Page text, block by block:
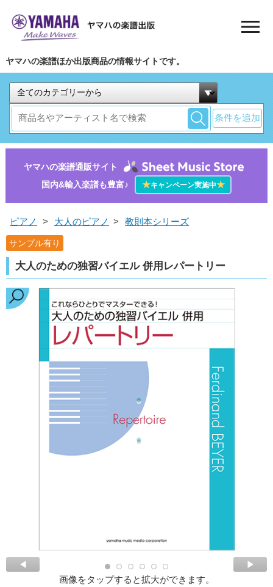
ヤマハの楽譜ほか出版商品の情報サイトです。
条件を追加
ヤマハの楽譜通販サイト
国内&輸入楽譜も豊富♪
★キャンペーン実施中★
ピアノ > 大人のピアノ > 教則本シリーズ
サンプル有り
大人のための独習バイエル 併用レパートリー
画像をタップすると拡大ができます。